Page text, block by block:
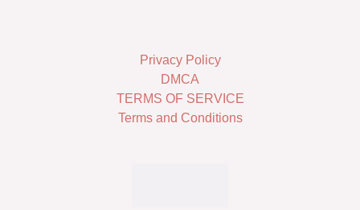
Privacy Policy
DMCA
TERMS OF SERVICE
Terms and Conditions